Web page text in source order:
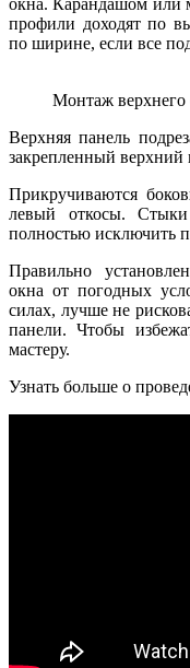
профили доходят по
по ширине, если все
Монтаж верхнего
Верхняя панель
закрепленный верхний
Прикручиваются
левый откосы. Стыки
полностью исключить
Правильно
окна от погодных
силах, лучше не
панели. Чтобы
мастеру.
Узнать больше о